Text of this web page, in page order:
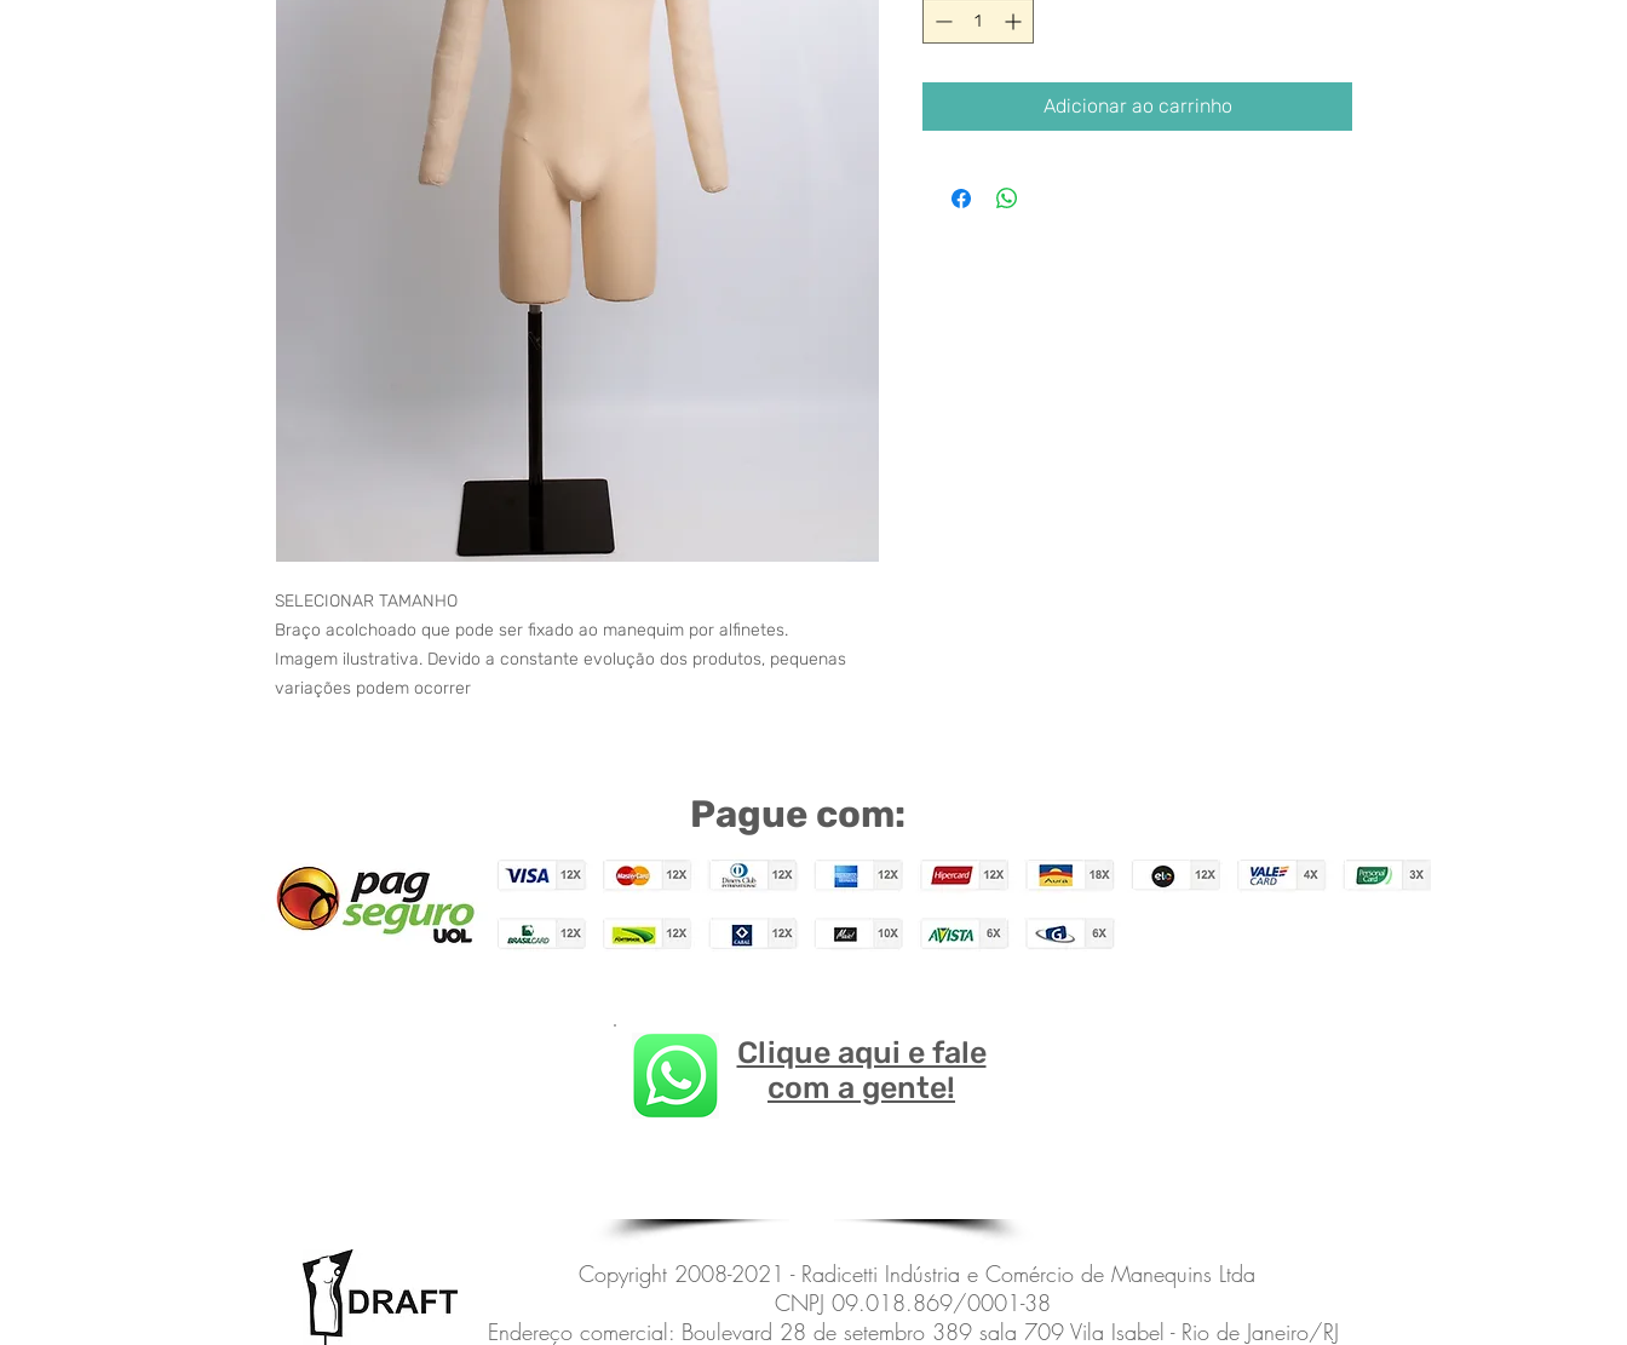
SELECIONAR TAMANHO
Braço acolchoado que pode ser fixado ao manequim por alfinetes.
Imagem ilustrativa. Devido a constante evolução dos produtos, pequenas
variações podem ocorrer
Adicionar ao carrinho
Pague com:
Clique aqui e fale
com a gente!
Copyright 2008-2021 - Radicetti Indústria e Comércio de Manequins Ltda
CNPJ 09.018.869/0001-38
Endereço comercial: Boulevard 28 de setembro 389 sala 709 Vila Isabel - Rio de Janeiro/RJ